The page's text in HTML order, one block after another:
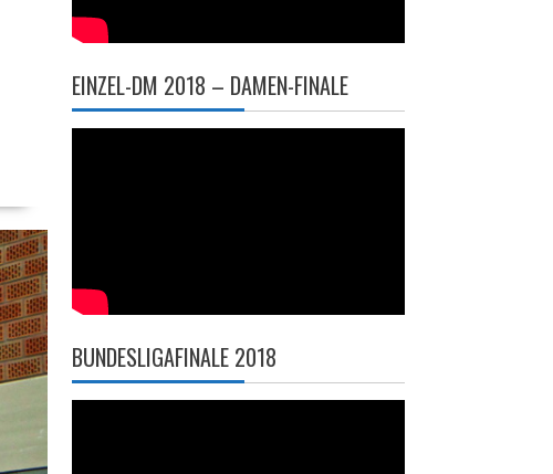
EINZEL-DM 2018 – DAMEN-FINALE
BUNDESLIGAFINALE 2018